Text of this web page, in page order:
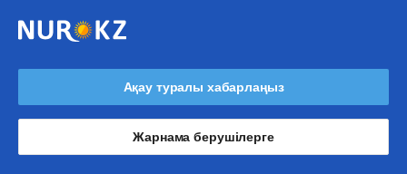
Ақау туралы хабарлаңыз
Жарнама берушілерге